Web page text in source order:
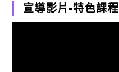
宣導影片-特色課程